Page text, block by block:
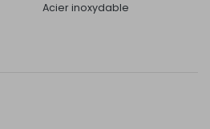
Acier inoxydable